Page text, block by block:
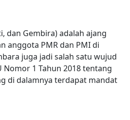
dan Gembira) adalah ajang
anggota PMR dan PMI di
juga jadi salah satu wujud
Nomor 1 Tahun 2018 tentang
di dalamnya terdapat mandat